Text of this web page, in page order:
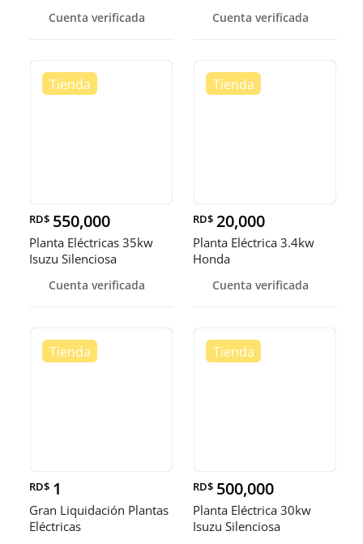
Cuenta verificada Cuenta verificada
RD$ 550,000
Planta Eléctricas 35kw
Isuzu Silenciosa
Cuenta verificada
RD$ 20,000
Planta Eléctrica 3.4kw
Honda
Cuenta verificada
RD$ 1
Gran Liquidación Plantas
Eléctricas
RD$ 500,000
Planta Eléctrica 30kw
Isuzu Silenciosa